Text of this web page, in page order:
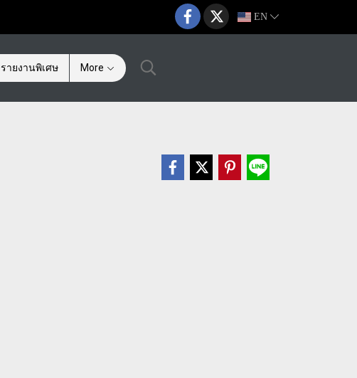
EN
รายงานพิเศษ More